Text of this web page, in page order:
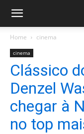
Home cinema
cinema
Clássico
Denzel
chegar à
no top